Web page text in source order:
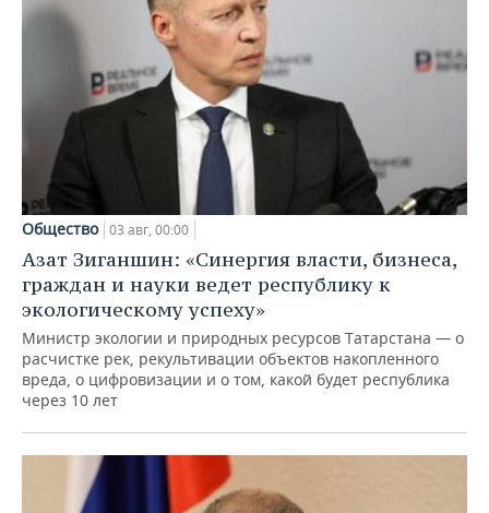
Общество 03 авг, 00:00
Азат Зиганшин: «Синергия власти, бизнеса,
граждан и науки ведет республику к
экологическому успеху»
Министр экологии и природных ресурсов Татарстана — о
расчистке рек, рекультивации объектов накопленного
вреда, о цифровизации и о том, какой будет республика
через 10 лет